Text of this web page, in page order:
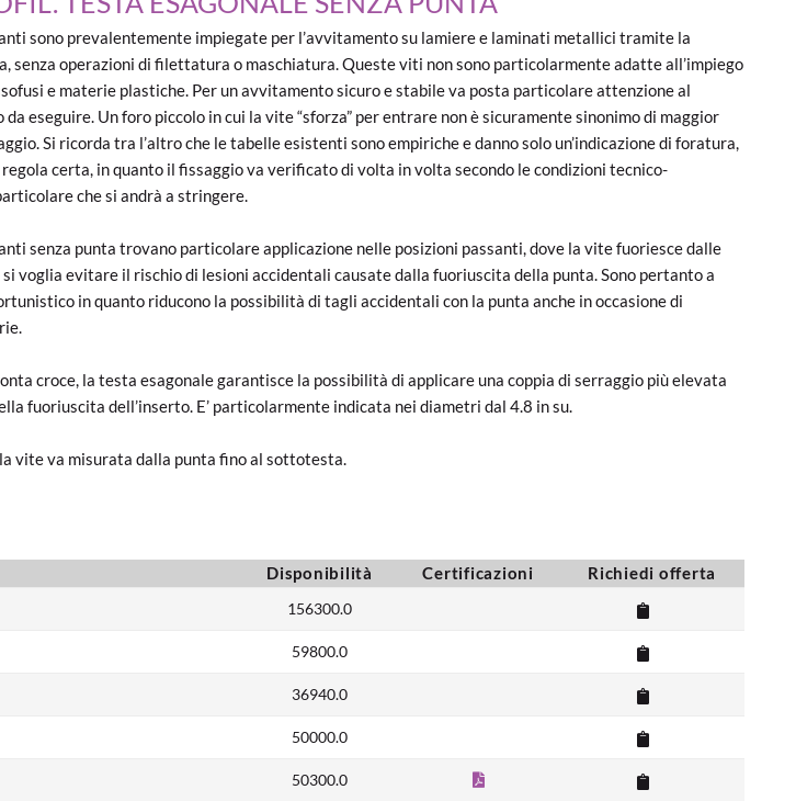
sono prevalentemente impiegate per l’avvitamento su lamiere e laminati metallici tramite la
senza operazioni di filettatura o maschiatura. Queste viti non sono particolarmente adatte all’impiego
e materie plastiche. Per un avvitamento sicuro e stabile va posta particolare attenzione al
eseguire. Un foro piccolo in cui la vite “sforza” per entrare non è sicuramente sinonimo di maggior
Si ricorda tra l’altro che le tabelle esistenti sono empiriche e danno solo un’indicazione di foratura,
regola certa, in quanto il fissaggio va verificato di volta in volta secondo le condizioni tecnico-
che si andrà a stringere.
senza punta trovano particolare applicazione nelle posizioni passanti, dove la vite fuoriesce dalle
voglia evitare il rischio di lesioni accidentali causate dalla fuoriuscita della punta. Sono pertanto a
in quanto riducono la possibilità di tagli accidentali con la punta anche in occasione di
croce, la testa esagonale garantisce la possibilità di applicare una coppia di serraggio più elevata
fuoriuscita dell’inserto. E’ particolarmente indicata nei diametri dal 4.8 in su.
vite va misurata dalla punta fino al sottotesta.
Disponibilità Certificazioni Richiedi offerta
156300.0
59800.0
36940.0
50000.0
50300.0